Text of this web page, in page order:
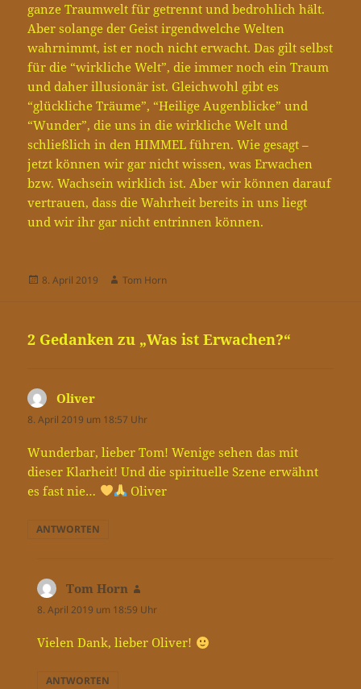
ganze Traumwelt für getrennt und bedrohlich hält.
Aber solange der Geist irgendwelche Welten
wahrnimmt, ist er noch nicht erwacht. Das gilt selbst
für die “wirkliche Welt”, die immer noch ein Traum
und daher illusionär ist. Gleichwohl gibt es
“glückliche Träume”, “Heilige Augenblicke” und
“Wunder”, die uns in die wirkliche Welt und
schließlich in den HIMMEL führen. Wie gesagt –
jetzt können wir gar nicht wissen, was Erwachen
bzw. Wachsein wirklich ist. Aber wir können darauf
vertrauen, dass die Wahrheit bereits in uns liegt
und wir ihr gar nicht entrinnen können.
Veröffentlicht
8. April 2019 Autor
Tom Horn
2 Gedanken zu „Was ist Erwachen?“
Oliver
8. April 2019 um 18:57 Uhr
Wunderbar, lieber Tom! Wenige sehen das mit
dieser Klarheit! Und die spirituelle Szene erwähnt
es fast nie…
Oliver
ANTWORTEN
Tom Horn
8. April 2019 um 18:59 Uhr
Vielen Dank, lieber Oliver!
ANTWORTEN